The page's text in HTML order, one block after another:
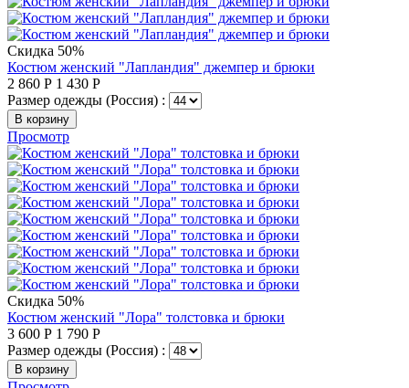
Скидка 50%
Костюм женский "Лапландия" джемпер и брюки
2 860 Р 1 430 Р
Размер одежды (Россия) :
В корзину
Просмотр
Скидка 50%
Костюм женский "Лора" толстовка и брюки
3 600 Р 1 790 Р
Размер одежды (Россия) :
В корзину